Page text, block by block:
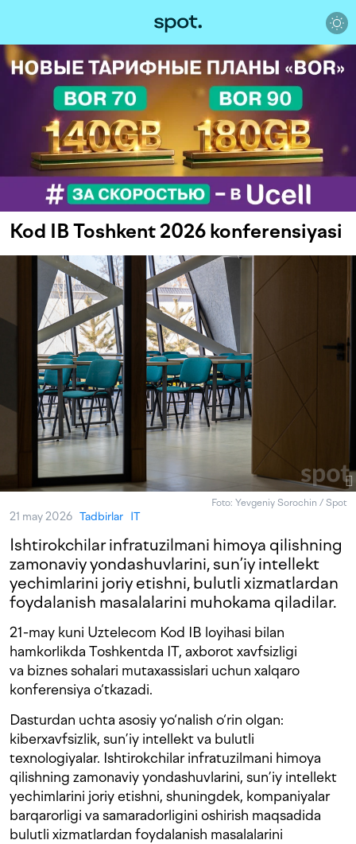
Kod IB Toshkent 2026 konferensiyasi
Foto: Yevgeniy Sorochin / Spot
21 may 2026 Tadbirlar IT
Ishtirokchilar infratuzilmani himoya qilishning
zamonaviy yondashuvlarini, sun’iy intellekt
yechimlarini joriy etishni, bulutli xizmatlardan
foydalanish masalalarini muhokama qiladilar.
21-may kuni Uztelecom Kod IB loyihasi bilan
hamkorlikda Toshkentda IT, axborot xavfsizligi
va biznes sohalari mutaxassislari uchun xalqaro
konferensiya o‘tkazadi.
Dasturdan uchta asosiy yo‘nalish o‘rin olgan:
kiberxavfsizlik, sun’iy intellekt va bulutli
texnologiyalar. Ishtirokchilar infratuzilmani himoya
qilishning zamonaviy yondashuvlarini, sun’iy intellekt
yechimlarini joriy etishni, shuningdek, kompaniyalar
barqarorligi va samaradorligini oshirish maqsadida
bulutli xizmatlardan foydalanish masalalarini